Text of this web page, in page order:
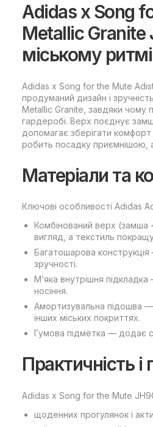
Adidas x Song
Metallic
міському ритмі
Adidas x Song for the Mute
продуманий дизайн і
Metallic Granite, завдяки чому
гардеробі. Верх поєднує
допомагає зберігати
робить посадку приємнішою,
Матеріали та
Ключові особливості Adidas
Комбінований верх (замша
вигляд, а текстиль
Багатошарова
зручності.
М’яка внутрішня
носіння.
Амортизувальна підошва —
інших міських покриттях.
Гумова підметка — додає
Практичність
Adidas x Song for the Mute
щоденних прогулянок і